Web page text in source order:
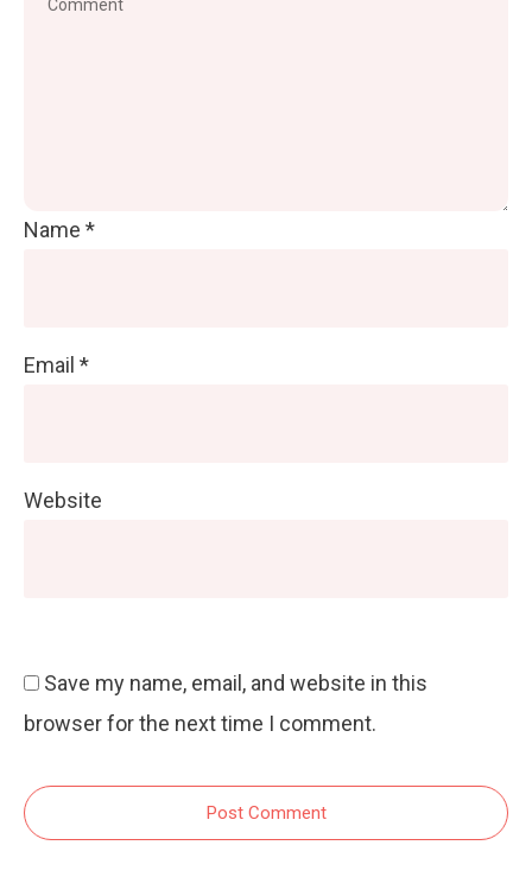
Name *
Email *
Website
Save my name, email, and website in this
browser for the next time I comment.
Post Comment